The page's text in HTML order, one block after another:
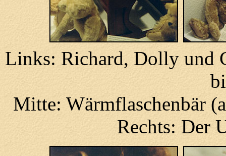
Links: Richard, Dolly und
Mitte: Wärmflaschenbär
Rechts: Der